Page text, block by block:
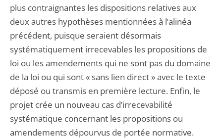
plus contraignantes les dispositions relatives aux
deux autres hypothèses mentionnées à l’alinéa
précédent, puisque seraient désormais
systématiquement irrecevables les propositions de
loi ou les amendements qui ne sont pas du domaine
de la loi ou qui sont « sans lien direct » avec le texte
déposé ou transmis en première lecture. Enfin, le
projet crée un nouveau cas d’irrecevabilité
systématique concernant les propositions ou
amendements dépourvus de portée normative.